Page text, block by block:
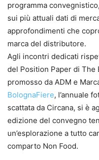
programma
sui più attuali dati di
approfondimenti che
marca del distributore.
Agli incontri dedicati
del Position Paper di The
promosso da ADM e
BolognaFiere, l’annuale
scattata da Circana, si è
edizione del convegno
un’esplorazione a tutto
comparto Non Food.